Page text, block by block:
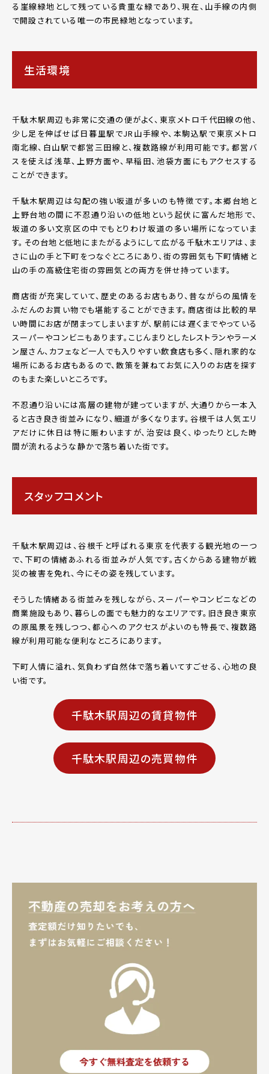
る崖線緑地として残っている貴重な緑であり、現在、山手線の内側
で開設されている唯一の市民緑地となっています。
生活環境
千駄木駅周辺も非常に交通の便がよく、東京メトロ千代田線の他、
少し足を伸ばせば日暮里駅でJR山手線や、本駒込駅で東京メトロ
南北線、白山駅で都営三田線と、複数路線が利用可能です。都営バ
スを使えば浅草、上野方面や、早稲田、池袋方面にもアクセスする
ことができます。
千駄木駅周辺は勾配の強い坂道が多いのも特徴です。本郷台地と
上野台地の間に不忍通り沿いの低地という起伏に富んだ地形で、
坂道の多い文京区の中でもとりわけ坂道の多い場所になっていま
す。その台地と低地にまたがるようにして広がる千駄木エリアは、ま
さに山の手と下町をつなぐところにあり、街の雰囲気も下町情緒と
山の手の高級住宅街の雰囲気との両方を併せ持っています。
商店街が充実していて、歴史のあるお店もあり、昔ながらの風情を
ふだんのお買い物でも堪能することができます。商店街は比較的早
い時間にお店が閉まってしまいますが、駅前には遅くまでやっている
スーパーやコンビニもあります。こじんまりとしたレストランやラーメ
ン屋さん、カフェなど一人でも入りやすい飲食店も多く、隠れ家的な
場所にあるお店もあるので、散策を兼ねてお気に入りのお店を探す
のもまた楽しいところです。
不忍通り沿いには高層の建物が建っていますが、大通りから一本入
ると古き良き街並みになり、細道が多くなります。谷根千は人気エリ
アだけに休日は特に賑わいますが、治安は良く、ゆったりとした時
間が流れるような静かで落ち着いた街です。
スタッフコメント
千駄木駅周辺は、谷根千と呼ばれる東京を代表する観光地の一つ
で、下町の情緒あふれる街並みが人気です。古くからある建物が戦
災の被害を免れ、今にその姿を残しています。
そうした情緒ある街並みを残しながら、スーパーやコンビニなどの
商業施設もあり、暮らしの面でも魅力的なエリアです。旧き良き東京
の原風景を残しつつ、都心へのアクセスがよいのも特長で、複数路
線が利用可能な便利なところにあります。
下町人情に溢れ、気負わず自然体で落ち着いてすごせる、心地の良
い街です。
千駄木駅周辺の賃貸物件
千駄木駅周辺の売買物件